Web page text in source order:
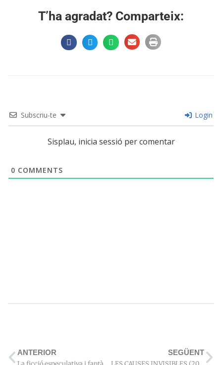
T’ha agradat? Comparteix:
Subscriu-te Login
Sisplau, inicia sessió per comentar
0 COMMENTS
ANTERIOR
SEGÜENT